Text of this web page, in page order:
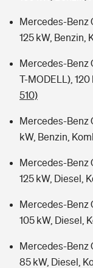
Mercedes-Benz
125 kW, Benzin,
Mercedes-Benz
T-MODELL),
510)
Mercedes-Benz
kW, Benzin,
Mercedes-Benz
125 kW, Diesel,
Mercedes-Benz
105 kW, Diesel,
Mercedes-Benz
85 kW, Diesel,